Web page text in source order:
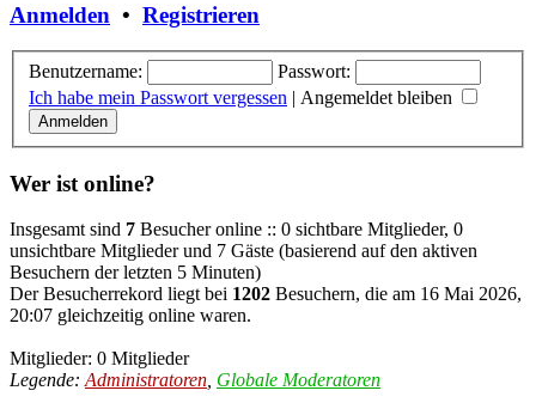
Anmelden • Registrieren
Benutzername:
Passwort:
Ich habe mein Passwort vergessen | Angemeldet bleiben
Wer ist online?
Insgesamt sind 7 Besucher online :: 0 sichtbare Mitglieder, 0
unsichtbare Mitglieder und 7 Gäste (basierend auf den aktiven
Besuchern der letzten 5 Minuten)
Der Besucherrekord liegt bei 1202 Besuchern, die am 16 Mai 2026,
20:07 gleichzeitig online waren.
Mitglieder: 0 Mitglieder
Legende:Administratoren, Globale Moderatoren